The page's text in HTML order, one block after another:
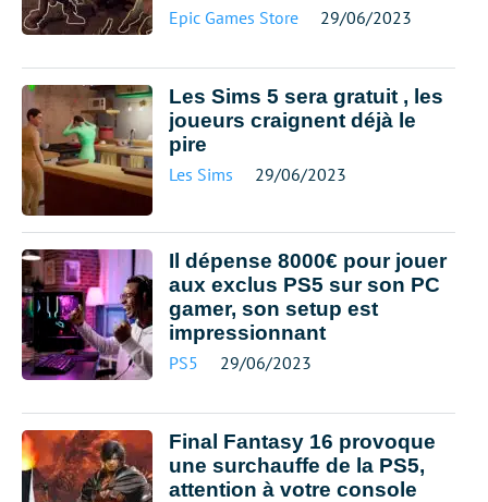
Epic Games Store 29/06/2023
Les Sims 5 sera gratuit , les
joueurs craignent déjà le
pire
Les Sims 29/06/2023
Il dépense 8000€ pour jouer
aux exclus PS5 sur son PC
gamer, son setup est
impressionnant
PS5 29/06/2023
Final Fantasy 16 provoque
une surchauffe de la PS5,
attention à votre console